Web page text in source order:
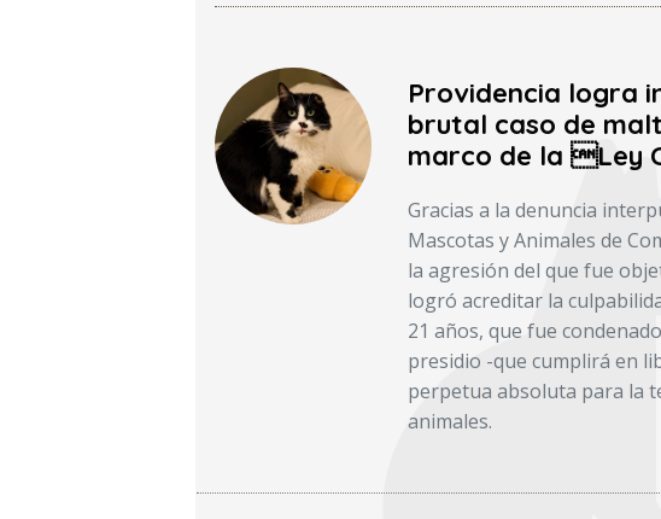
Providencia logra
brutal caso de
marco de la Ley
Gracias a la denuncia
Mascotas y Animales de
la agresión del que fue
logró acreditar la
21 años, que fue
presidio -que cumplirá en
perpetua absoluta para la
animales.